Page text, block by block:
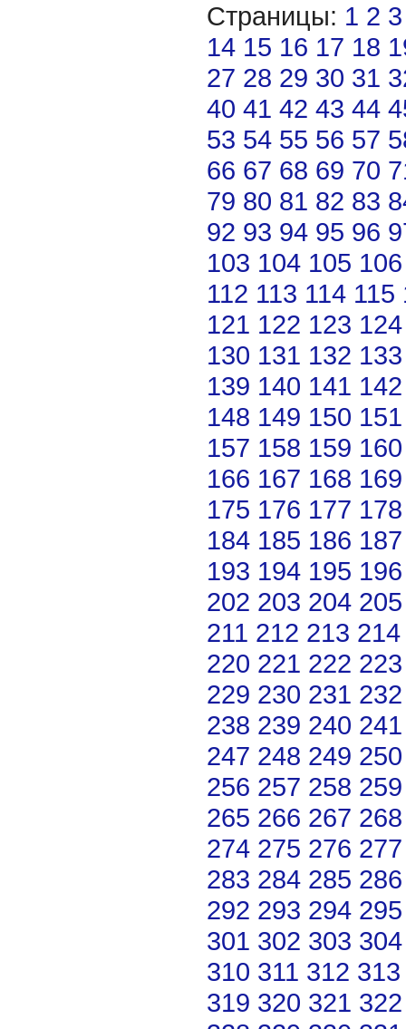
Страницы: 1 2 3
14 15 16 17 18
27 28 29 30 31
40 41 42 43 44
53 54 55 56 57
66 67 68 69 70
79 80 81 82 83
92 93 94 95 96
103 104 105 106
112 113 114 115
121 122 123 124
130 131 132 133
139 140 141 142
148 149 150 151
157 158 159 160
166 167 168 169
175 176 177 178
184 185 186 187
193 194 195 196
202 203 204 205
211 212 213 214
220 221 222 223
229 230 231 232
238 239 240 241
247 248 249 250
256 257 258 259
265 266 267 268
274 275 276 277
283 284 285 286
292 293 294 295
301 302 303 304
310 311 312 313
319 320 321 322